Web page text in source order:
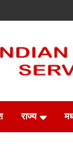
राज्य